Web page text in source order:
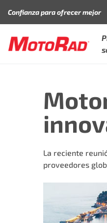
Confianza para ofrecer mejor
La reciente
proveedores